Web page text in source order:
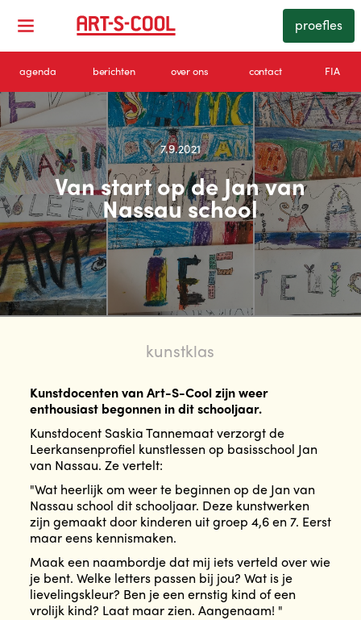
proefles
agenda berichten over ons contact FIA
7.9.2021
Van start op de Jan van
Nassau school
kunstklas
Kunstdocenten van Art-S-Cool zijn weer
enthousiast begonnen in dit schooljaar.
Kunstdocent Saskia Tannemaat verzorgt de
Leerkansenprofiel kunstlessen op basisschool Jan
van Nassau. Ze vertelt:
"Wat heerlijk om weer te beginnen op de Jan van
Nassau school dit schooljaar. Deze kunstwerken
zijn gemaakt door kinderen uit groep 4,6 en 7. Eerst
maar eens kennismaken.
Maak een naambordje dat mij iets verteld over wie
je bent. Welke letters passen bij jou? Wat is je
lievelingskleur? Ben je een ernstig kind of een
vrolijk kind? Laat maar zien. Aangenaam! "